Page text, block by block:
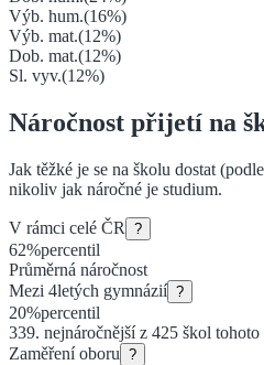
Výb. hum.(16%)
Výb. mat.(12%)
Dob. mat.(12%)
Sl. vyv.(12%)
Náročnost přijetí na
Jak těžké je se na školu dostat
nikoliv jak náročné je studium.
V rámci celé ČR ?
62%percentil
Průměrná náročnost
Mezi 4letých gymnázií ?
20%percentil
339. nejnáročnější z 425 škol tohoto
Zaměření oboru ?